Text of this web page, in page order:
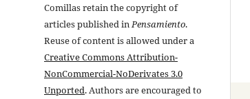
Comillas retain the copyright of
articles published inPensamiento.
Reuse of content is allowed under a
Creative Commons Attribution-
NonCommercial-NoDerivates 3.0
Unported. Authors are encouraged to